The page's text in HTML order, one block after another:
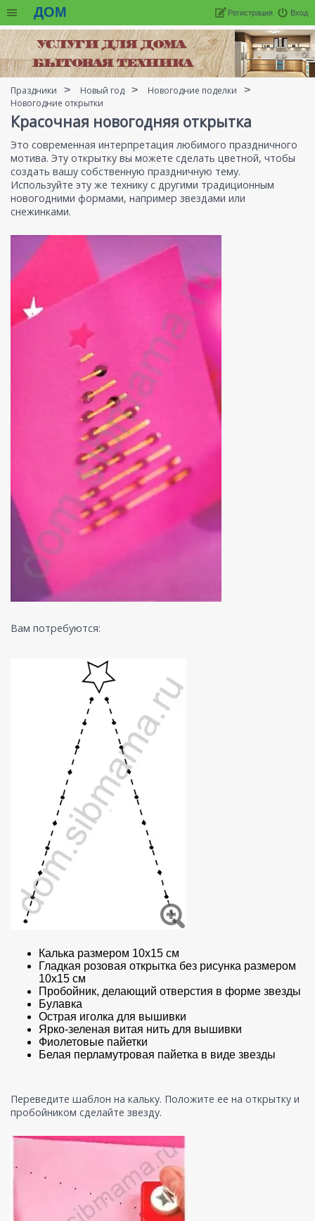
ДОМ Вход
Регистрация
Праздники Новый год
Новогодние поделки
Новогодние открытки
Красочная новогодняя открытка
Это современная интерпретация любимого праздничного
мотива. Эту открытку вы можете сделать цветной, чтобы
создать вашу собственную праздничную тему.
Используйте эту же технику с другими традиционным
новогодними формами, например звездами или
снежинками.
Вам потребуются:
Калька размером 10x15 см
Гладкая розовая открытка без рисунка размером
10x15 см
Пробойник, делающий отверстия в форме звезды
Булавка
Острая иголка для вышивки
Ярко-зеленая витая нить для вышивки
Фиолетовые пайетки
Белая перламутровая пайетка в виде звезды
Переведите шаблон на кальку. Положите ее на открытку и
пробойником сделайте звезду.